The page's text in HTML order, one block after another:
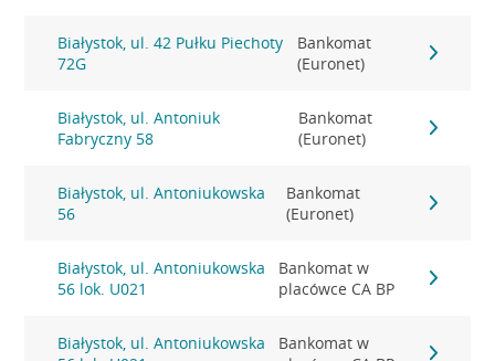
Białystok, ul. 42 Pułku Piechoty
72G
Bankomat
(Euronet)
Białystok, ul. Antoniuk
Fabryczny 58
Bankomat
(Euronet)
Białystok, ul. Antoniukowska
56
Bankomat
(Euronet)
Białystok, ul. Antoniukowska
56 lok. U021
Bankomat w
placówce CA BP
Białystok, ul. Antoniukowska
Bankomat w